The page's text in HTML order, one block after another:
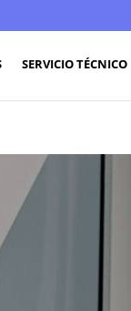
SERVICIO TÉCNICO